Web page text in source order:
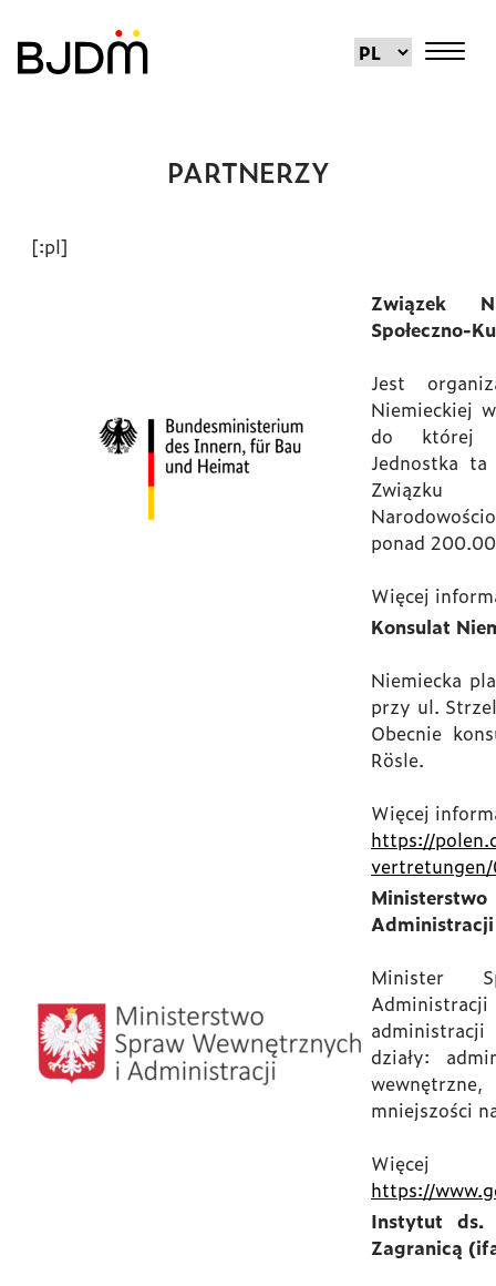
PARTNERZY
[:pl]
Związek
Społeczno-
Jest
Niemieckiej
do której
Jednostka ta
Związku
ponad
Więcej
Konsulat
Niemiecka
przy ul.
Obecnie
Rösle.
Więcej
https://
Administracji
Minister
działy:
mniejszości
https://
Instytut ds.
Zagranicą